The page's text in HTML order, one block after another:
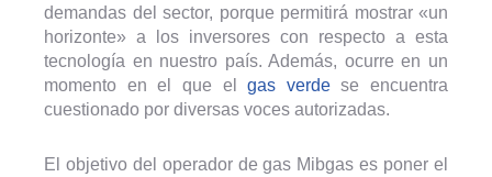
demandas del sector, porque permitirá mostrar «un
horizonte» a los inversores con respecto a esta
tecnología en nuestro país. Además, ocurre en un
momento en el que elgas verdese encuentra
cuestionado por diversas voces autorizadas.
El objetivo del operador de gas Mibgas es poner el